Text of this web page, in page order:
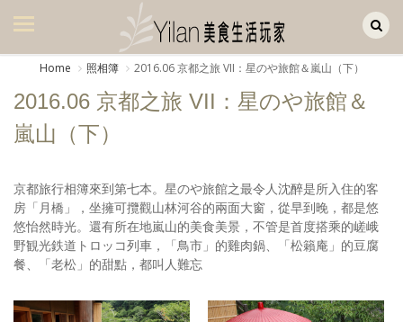
美食集
美飲集
廚房集
旅遊美食集
生活風
書房集
日記簿
Home 照相簿 2016.06 京都之旅 VII：星のや旅館＆嵐山（下）
2016.06 京都之旅 VII：星のや旅館＆
嵐山（下）
京都旅行相簿來到第七本。星のや旅館之最令人沈醉是所入住的客
房「月橋」，坐擁可攬觀山林河谷的兩面大窗，從早到晚，都是悠
悠怡然時光。還有所在地嵐山的美食美景，不管是首度搭乘的嵯峨
野観光鉄道トロッコ列車，「鳥市」的雞肉鍋、「松籟庵」的豆腐
餐、「老松」的甜點，都叫人難忘